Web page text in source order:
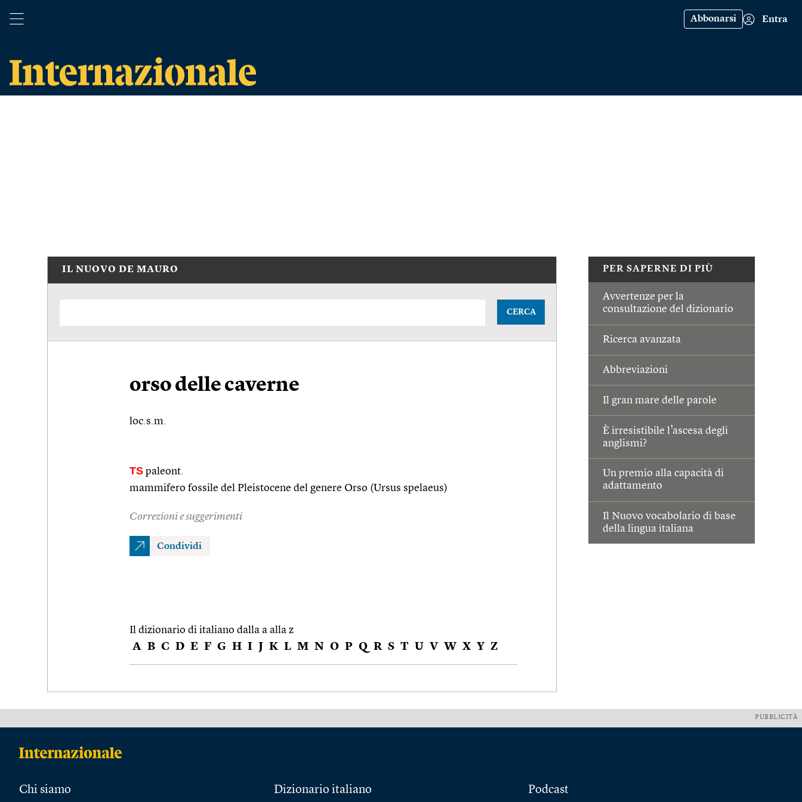
Abbonarsi Entra
PER SAPERNE DI PIÙ
Avvertenze per la
consultazione del dizionario
Ricerca avanzata
Abbreviazioni
Il gran mare delle parole
È irresistibile l’ascesa degli
anglismi?
Un premio alla capacità di
adattamento
Il Nuovo vocabolario di base
della lingua italiana
IL NUOVO DE MAURO
CERCA
orso delle caverne
loc.s.m.
TS paleont.
mammifero fossile del Pleistocene del genere Orso (Ursus spelaeus)
Correzioni e suggerimenti
Condividi
Il dizionario di italiano dalla a alla z
A B C D E F G H I J K L M N O P Q R S T U V W X Y Z
PUBBLICITÀ
Chi siamo Dizionario italiano Podcast